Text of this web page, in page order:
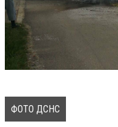
ФОТО ДСНС